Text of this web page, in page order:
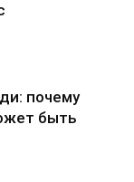
почему
быть